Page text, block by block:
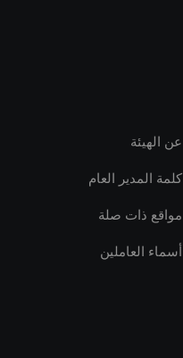
عن الهيئة
كلمة المدير العام
مواقع ذات صلة
أسماء العاملين